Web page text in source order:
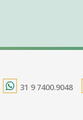
31 9 7400.9048